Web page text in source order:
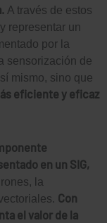
A través de estos
representar un
por la
sensorización de
mismo, sino que
eficiente y eficaz
en un SIG,
la
Con
el valor de la